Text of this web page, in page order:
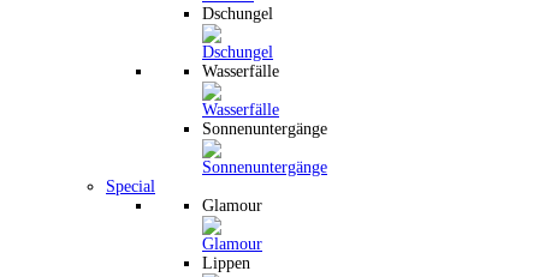
Dschungel
Wasserfälle
Sonnenuntergänge
Special
Glamour
Lippen